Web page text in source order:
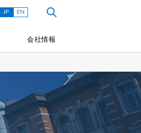
会社情報
JP EN